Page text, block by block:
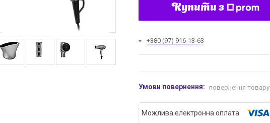
Купити з
+380 (97) 916-13-63
повернення